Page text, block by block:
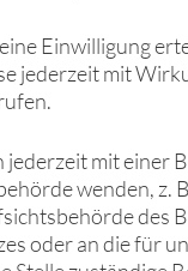
Einwilligung
jederzeit mit
jederzeit mit einer
wenden, z.
des
oder an die für